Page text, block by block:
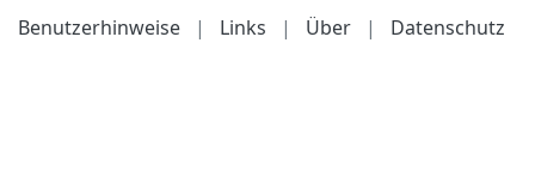
Benutzerhinweise
| Links | Über | Datenschutz